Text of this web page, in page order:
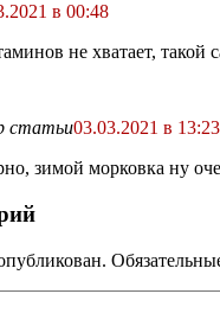
в 00:48
не хватает,
статьи03.03.2021 в 13:23
зимой морковка ну